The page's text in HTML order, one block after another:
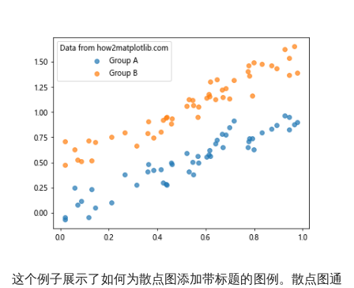
这个例子展示了如何为散点图添加带标题的图例。散点图通